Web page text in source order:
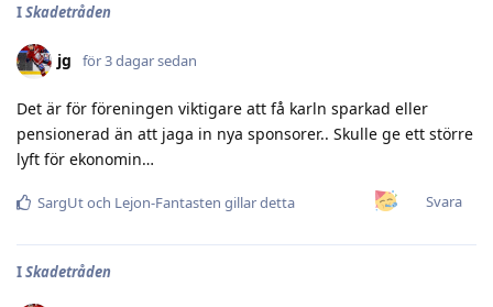
ISkadetråden
jg för 3 dagar sedan
Det är för föreningen viktigare att få karln sparkad eller
pensionerad än att jaga in nya sponsorer.. Skulle ge ett större
lyft för ekonomin…
Svara
SargUtoch Lejon-Fantasten gillar detta
ISkadetråden